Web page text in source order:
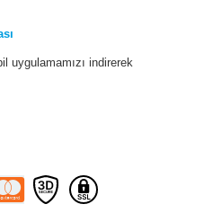
uygulamamızı indirerek